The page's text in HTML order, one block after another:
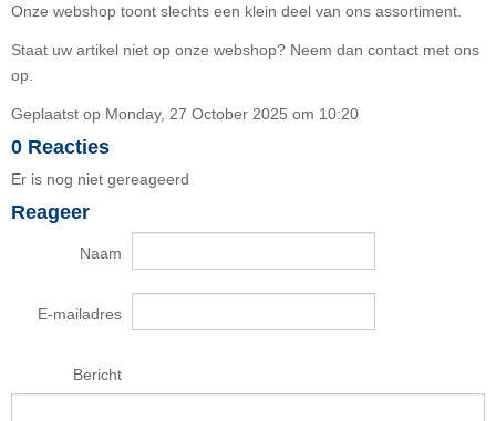
Onze webshop toont slechts een klein deel van ons assortiment.
Staat uw artikel niet op onze webshop? Neem dan contact met ons
op.
Geplaatst op Monday, 27 October 2025 om 10:20
0 Reacties
Er is nog niet gereageerd
Reageer
Naam
E-mailadres
Bericht